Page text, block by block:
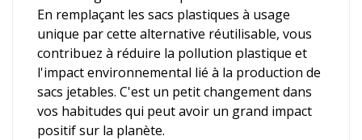
En remplaçant les sacs plastiques à usage
unique par cette alternative réutilisable, vous
contribuez à réduire la pollution plastique et
l'impact environnemental lié à la production de
sacs jetables. C'est un petit changement dans
vos habitudes qui peut avoir un grand impact
positif sur la planète.